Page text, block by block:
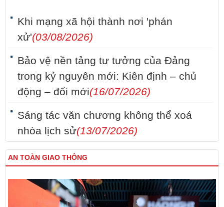
Khi mạng xã hội thành nơi 'phán
xử'(03/08/2026)
Bảo vệ nền tảng tư tưởng của Đảng
trong kỷ nguyên mới: Kiên định – chủ
động – đổi mới(16/07/2026)
Sáng tác văn chương không thể xoá
nhòa lịch sử(13/07/2026)
AN TOÀN GIAO THÔNG